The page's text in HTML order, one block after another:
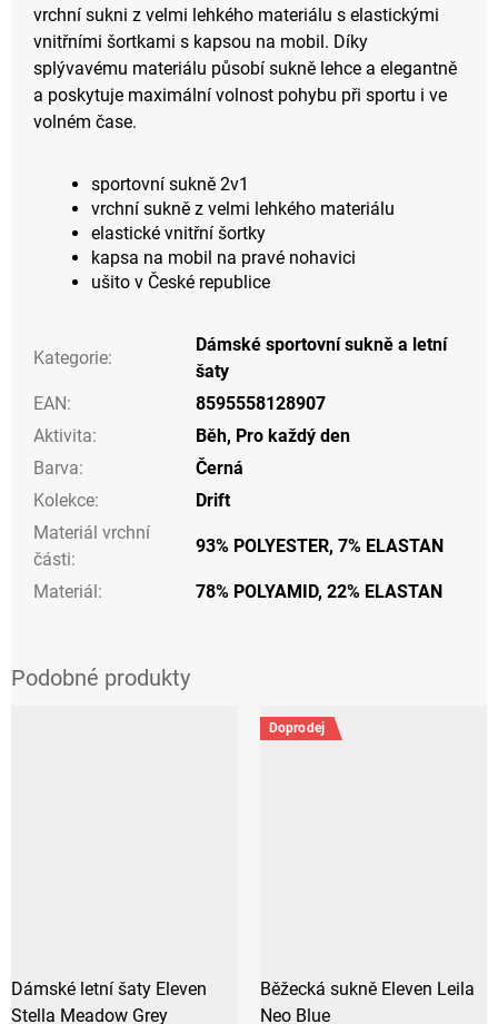
vrchní sukni z velmi lehkého materiálu s elastickými
vnitřními šortkami s kapsou na mobil. Díky
splývavému materiálu působí sukně lehce a elegantně
a poskytuje maximální volnost pohybu při sportu i ve
volném čase.
sportovní sukně 2v1
vrchní sukně z velmi lehkého materiálu
elastické vnitřní šortky
kapsa na mobil na pravé nohavici
ušito v České republice
Kategorie:
Dámské sportovní sukně a letní
šaty
EAN:
8595558128907
Aktivita: Běh, Pro každý den
Barva:
Černá
Kolekce:
Drift
Materiál vrchní
části:
93% POLYESTER, 7% ELASTAN
Materiál: 78% POLYAMID, 22% ELASTAN
Dámské letní šaty Eleven
Stella Meadow Grey
Doprodej
Běžecká sukně Eleven Leila
Neo Blue